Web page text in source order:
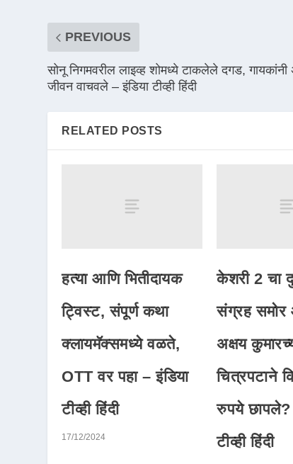
PREVIOUS
सोनू निगमवरील लाइव्ह शोमध्ये टाकलेले दगड,
जीवन वाचवले – इंडिया टीव्ही हिंदी
RELATED POSTS
हत्या आणि भितीदायक
ट्विस्ट, संपूर्ण कथा
क्लायमॅक्समध्ये वळते,
OTT वर पहा – इंडिया
टीव्ही हिंदी
17/12/2024
केशरी 2 चा
संग्रह समोर
अक्षय
चित्रपटाने
रुपये छापले?
टीव्ही हिंदी